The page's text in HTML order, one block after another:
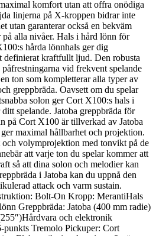
komfort utan att offra onödiga
linjerna på X-kroppen bidrar inte
utan garanterar också en bekväm
alla nivåer. Hals i hård lönn för
hårda lönnhals ger dig
definierat kraftfullt ljud. Den robusta
vid frekvent spelande
ton som kompletterar alla typer av
greppbräda. Oavsett om du spelar
solon ger Cort X100:s hals i
spelande. Jatoba greppbräda för
på Cort X100 är tillverkad av Jatoba
maximal hållbarhet och projektion.
och volymprojektion med tonvikt på de
att varje ton du spelar kommer att
så att dina solon och melodier kan
i Jatoba kan du uppnå den
attack och varm sustain.
Bolt-On Kropp: MerantiHals
Greppbräda: Jatoba (400 mm radie)
och elektronik
punkts Tremolo Pickuper: Cort